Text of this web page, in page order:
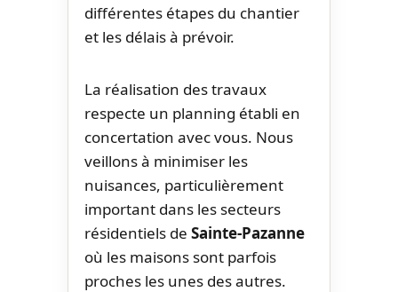
différentes étapes du chantier
et les délais à prévoir.
La réalisation des travaux
respecte un planning établi en
concertation avec vous. Nous
veillons à minimiser les
nuisances, particulièrement
important dans les secteurs
résidentiels de Sainte-Pazanne
où les maisons sont parfois
proches les unes des autres.